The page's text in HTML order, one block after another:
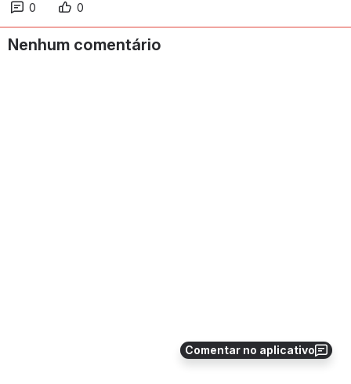
Comentar no aplicativo
0 0
Nenhum comentário